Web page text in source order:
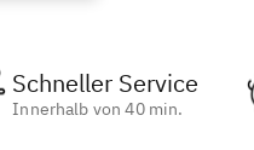
Schneller Service
Innerhalb von 40 min.